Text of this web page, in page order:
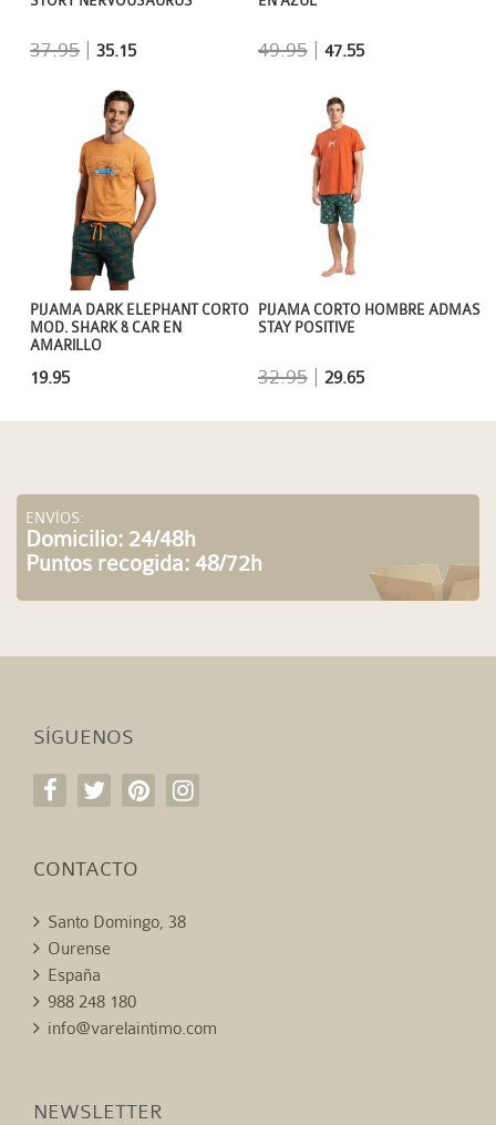
49.95| 47.55
37.95 |35.15
PIJAMA CORTO HOMBRE ADMAS
STAY POSITIVE
32.95| 29.65
PIJAMA DARK ELEPHANT CORTO
MOD. SHARK & CAR EN
AMARILLO
19.95
ENVÍOS:
Domicilio: 24/48h
Puntos recogida: 48/72h
SÍGUENOS
CONTACTO
Santo Domingo, 38
Ourense
España
988 248 180
info@varelaintimo.com
NEWSLETTER